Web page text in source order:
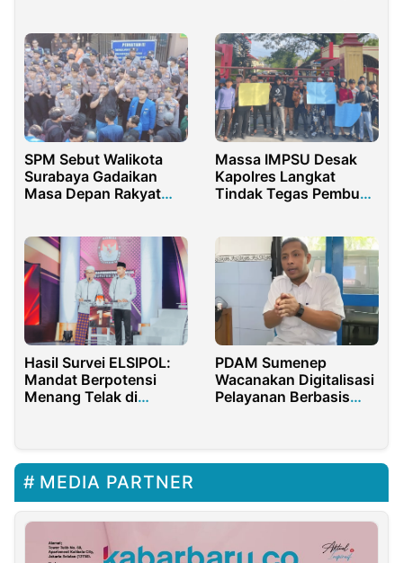
SPM Sebut Walikota
Surabaya Gadaikan
Masa Depan Rakyat
Massa IMPSU Desak
Kapolres Langkat
Tindak Tegas Pembuat
Hasil Survei ELSIPOL:
Mandat Berpotensi
Menang Telak di
PDAM Sumenep
Wacanakan Digitalisasi
Pelayanan Berbasis
MEDIA PARTNER